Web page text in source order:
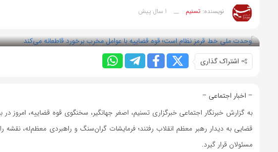
نویسنده: تسنیم __ 1 سال پیش
اشتراک گذاری
– اخبار اجتماعی –
به گزارش خبرنگار اجتماعی خبرگزاری تسنیم، اصغر جهانگیر، سخنگوی قوه قضاییه،
قضایی به دیدار رهبر معظم انقلاب رفتند؛ فرمایشات گران‌سنگ و راهبردی معظم‌له،
مسئولان قرار گیرد.